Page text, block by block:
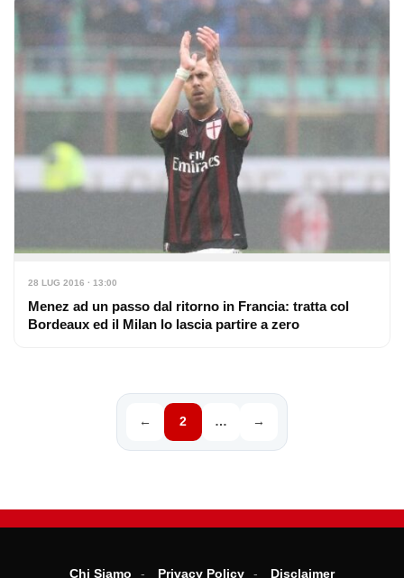
28 LUG 2016 · 13:00
Menez ad un passo dal ritorno in Francia: tratta col
Bordeaux ed il Milan lo lascia partire a zero
← 2 … →
Chi Siamo Privacy Policy Disclaimer